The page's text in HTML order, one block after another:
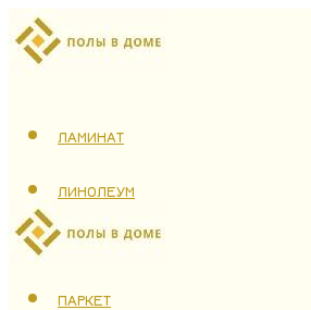
ЛАМИНАТ
ЛИНОЛЕУМ
ТЕПЛЫЙ ПОЛ
ПАРКЕТ